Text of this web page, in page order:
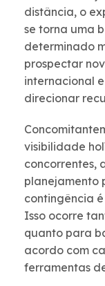
distância, o
se torna uma
determinado
prospectar
internacional
direcionar
visibilidade
concorrentes,
planejamento
contingência
Isso ocorre
quanto para
acordo com
ferramentas